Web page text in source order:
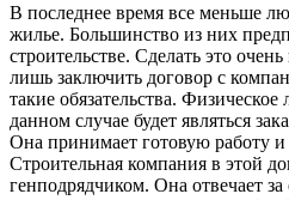
В последнее время все меньше
жилье. Большинство из них
строительстве. Сделать это
лишь заключить договор с
такие обязательства.
данном случае будет являться
Она принимает готовую работу и
Строительная компания в этой
генподрядчиком. Она отвечает